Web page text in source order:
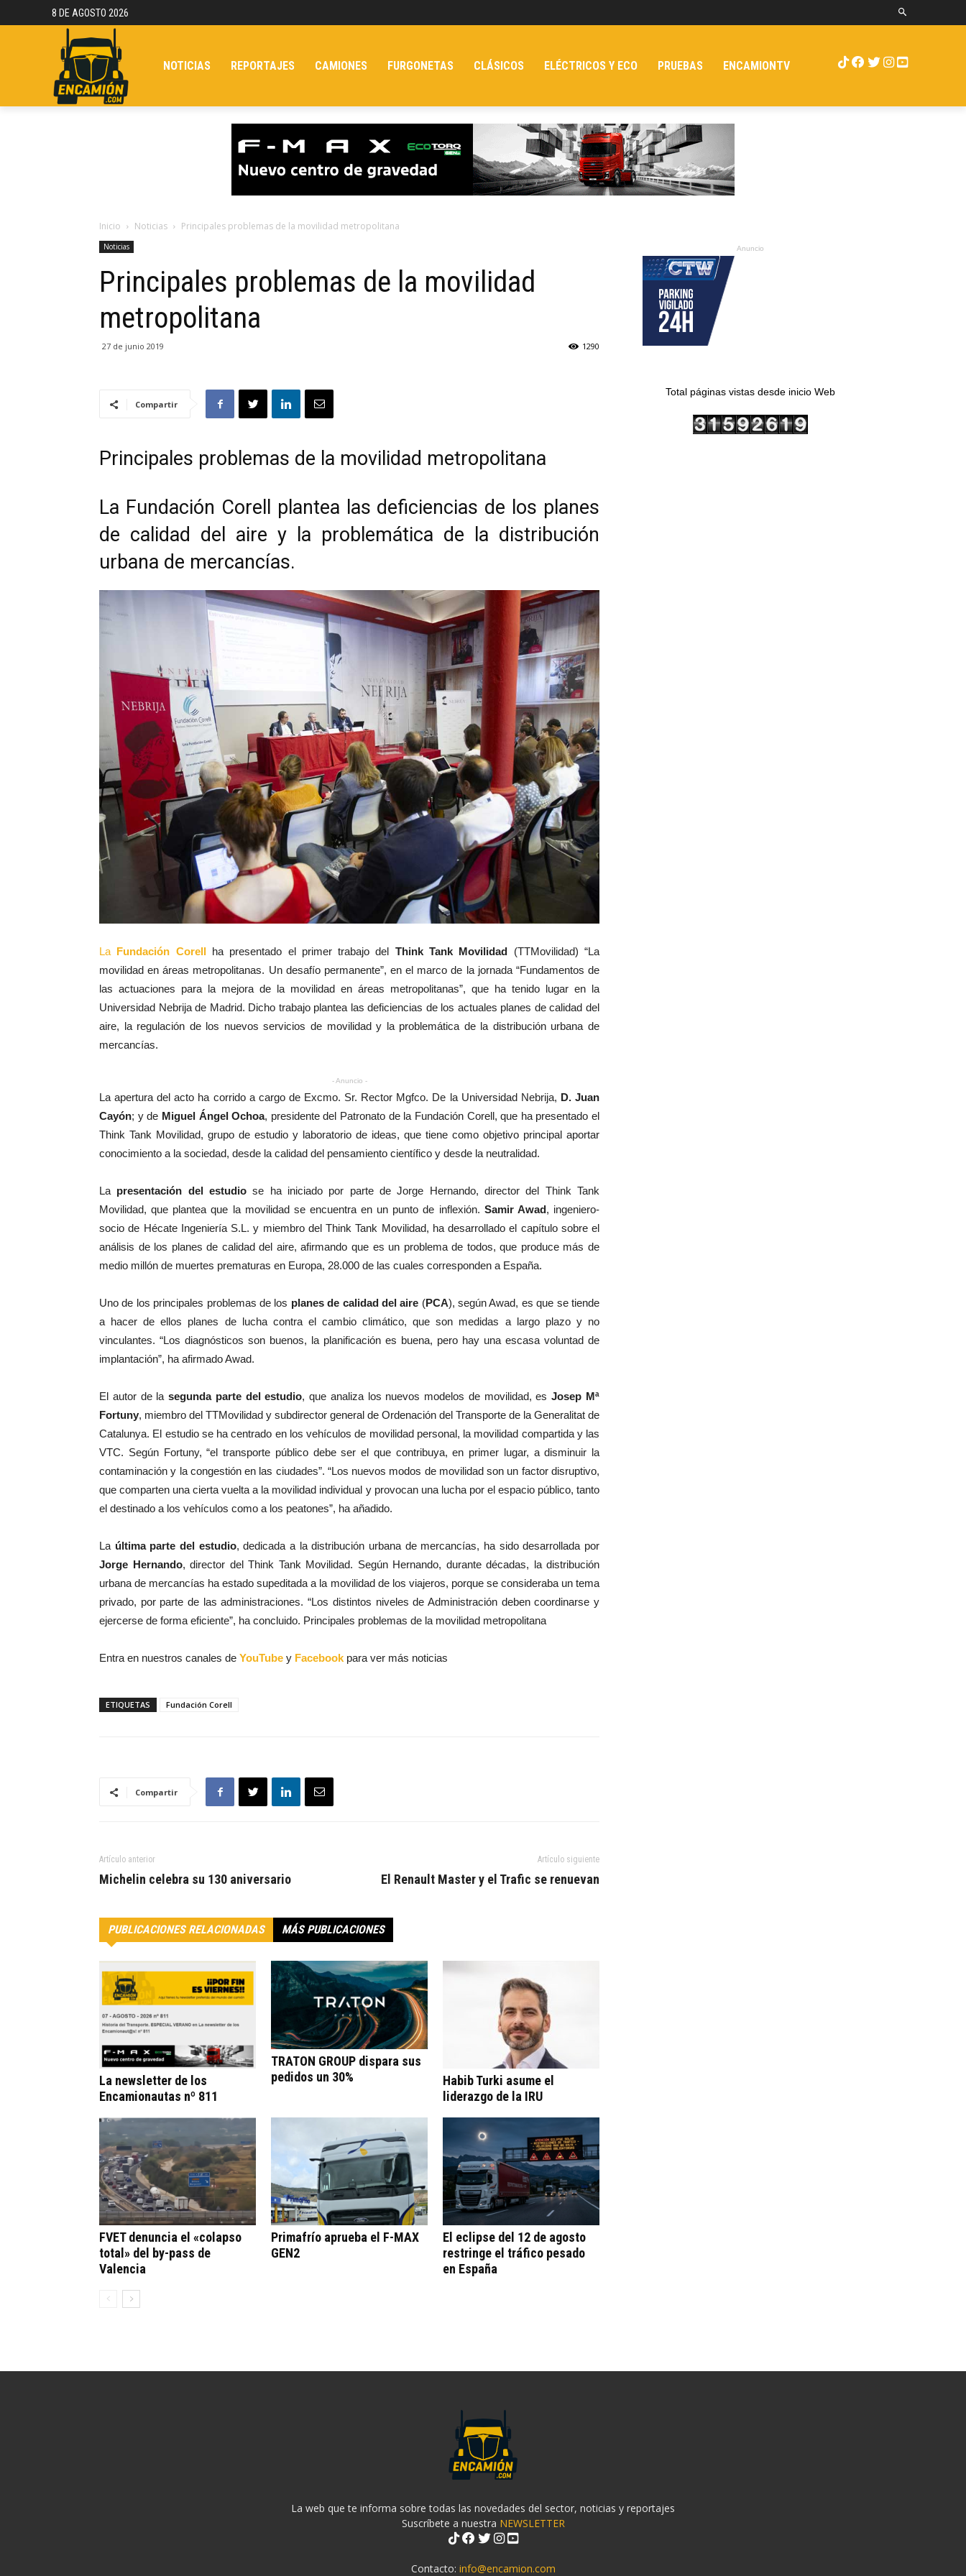
8 DE AGOSTO 2026
NOTICIAS REPORTAJES CAMIONES FURGONETAS CLÁSICOS ELÉCTRICOS Y ECO PRUEBAS ENCAMIONTV
Inicio Noticias Principales problemas de la movilidad metropolitana
Noticias
Principales problemas de la movilidad
metropolitana
27 de junio 2019 1290
Compartir
Principales problemas de la movilidad metropolitana
La Fundación Corell plantea las deficiencias de los planes
de calidad del aire y la problemática de la distribución
urbana de mercancías.
La Fundación Corellha presentado el primer trabajo del Think Tank Movilidad (TTMovilidad) “La
movilidad en áreas metropolitanas. Un desafío permanente”, en el marco de la jornada “Fundamentos de
las actuaciones para la mejora de la movilidad en áreas metropolitanas”, que ha tenido lugar en la
Universidad Nebrija de Madrid. Dicho trabajo plantea las deficiencias de los actuales planes de calidad del
aire, la regulación de los nuevos servicios de movilidad y la problemática de la distribución urbana de
mercancías.
- Anuncio -
La apertura del acto ha corrido a cargo de Excmo. Sr. Rector Mgfco. De la Universidad Nebrija, D. Juan
Cayón; y de Miguel Ángel Ochoa, presidente del Patronato de la Fundación Corell, que ha presentado el
Think Tank Movilidad, grupo de estudio y laboratorio de ideas, que tiene como objetivo principal aportar
conocimiento a la sociedad, desde la calidad del pensamiento científico y desde la neutralidad.
La presentación del estudio se ha iniciado por parte de Jorge Hernando, director del Think Tank
Movilidad, que plantea que la movilidad se encuentra en un punto de inflexión. Samir Awad, ingeniero-
socio de Hécate Ingeniería S.L. y miembro del Think Tank Movilidad, ha desarrollado el capítulo sobre el
análisis de los planes de calidad del aire, afirmando que es un problema de todos, que produce más de
medio millón de muertes prematuras en Europa, 28.000 de las cuales corresponden a España.
Uno de los principales problemas de los planes de calidad del aire (PCA), según Awad, es que se tiende
a hacer de ellos planes de lucha contra el cambio climático, que son medidas a largo plazo y no
vinculantes. “Los diagnósticos son buenos, la planificación es buena, pero hay una escasa voluntad de
implantación”, ha afirmado Awad.
El autor de lasegunda parte del estudio, que analiza los nuevos modelos de movilidad, esJosep Mª
Fortuny, miembro del TTMovilidad y subdirector general de Ordenación del Transporte de la Generalitat de
Catalunya. El estudio se ha centrado en los vehículos de movilidad personal, la movilidad compartida y las
VTC. Según Fortuny, “el transporte público debe ser el que contribuya, en primer lugar, a disminuir la
contaminación y la congestión en las ciudades”. “Los nuevos modos de movilidad son un factor disruptivo,
que comparten una cierta vuelta a la movilidad individual y provocan una lucha por el espacio público, tanto
el destinado a los vehículos como a los peatones”, ha añadido.
La última parte del estudio, dedicada a la distribución urbana de mercancías, ha sido desarrollada por
Jorge Hernando, director del Think Tank Movilidad. Según Hernando, durante décadas, la distribución
urbana de mercancías ha estado supeditada a la movilidad de los viajeros, porque se consideraba un tema
privado, por parte de las administraciones. “Los distintos niveles de Administración deben coordinarse y
ejercerse de forma eficiente”, ha concluido. Principales problemas de la movilidad metropolitana
Entra en nuestros canales de YouTube y Facebook para ver más noticias
ETIQUETAS Fundación Corell
Compartir
Artículo anterior
Michelin celebra su 130 aniversario
Artículo siguiente
El Renault Master y el Trafic se renuevan
PUBLICACIONES RELACIONADAS MÁS PUBLICACIONES
La newsletter de los
Encamionautas nº 811
TRATON GROUP dispara sus
pedidos un 30%
Habib Turki asume el
liderazgo de la IRU
FVET denuncia el «colapso
total» del by-pass de
Valencia
Primafrío aprueba el F-MAX
GEN2
El eclipse del 12 de agosto
restringe el tráfico pesado
en España
Anuncio
Total páginas vistas desde inicio Web
La web que te informa sobre todas las novedades del sector, noticias y reportajes
Suscríbete a nuestra NEWSLETTER
Contacto: info@encamion.com